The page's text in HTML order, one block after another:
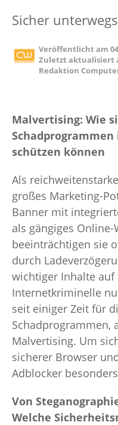
Sicher
Veröffentlicht am
Zuletzt aktualisiert
Redaktion
Malvertising: Wie
schützen können
Als
großes Marketing-
Banner mit
als gängiges
beeinträchtigen sie
durch
wichtiger Inhalte auf
Internetkriminelle
seit einiger Zeit für
Schadprogrammen,
Malvertising. Um
sicherer Browser
Adblocker
Von
Welche